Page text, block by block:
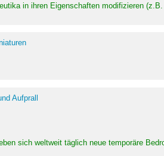
in ihren Eigenschaften modifizieren
Aufprall
sich weltweit täglich neue temporäre